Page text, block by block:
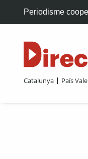
Periodisme
Catalunya País